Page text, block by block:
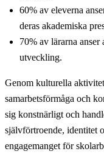
60% av eleverna
deras akademiska
70% av lärarna
utveckling.
Genom kulturella
samarbetsförmåga och
sig konstnärligt och
självförtroende, identitet
engagemanget för